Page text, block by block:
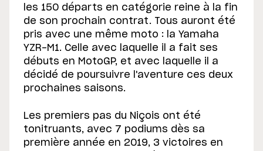
les 150 départs en catégorie reine à la fin
de son prochain contrat. Tous auront été
pris avec une même moto : la Yamaha
YZR-M1. Celle avec laquelle il a fait ses
débuts en MotoGP, et avec laquelle il a
décidé de poursuivre l'aventure ces deux
prochaines saisons.
Les premiers pas du Niçois ont été
tonitruants, avec 7 podiums dès sa
première année en 2019, 3 victoires en